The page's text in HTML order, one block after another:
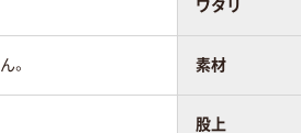
ワタリ
。 素材
股上